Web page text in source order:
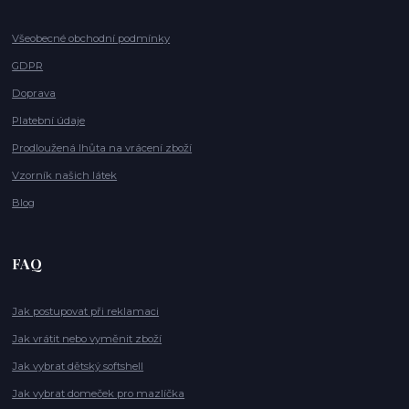
Všeobecné obchodní podmínky
GDPR
Doprava
Platební údaje
Prodloužená lhůta na vrácení zboží
Vzorník našich látek
Blog
FAQ
Jak postupovat při reklamaci
Jak vrátit nebo vyměnit zboží
Jak vybrat dětský softshell
Jak vybrat domeček pro mazlíčka